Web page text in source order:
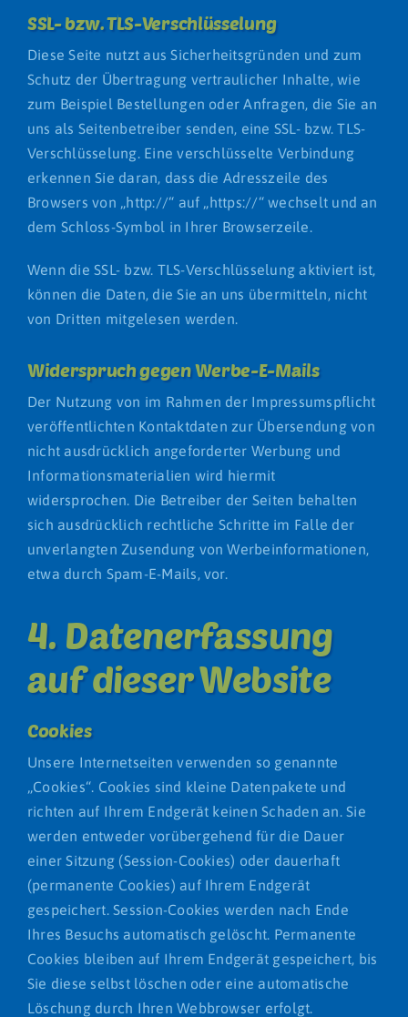
SSL- bzw. TLS-Verschlüsselung
Diese Seite nutzt aus Sicherheitsgründen und zum
Schutz der Übertragung vertraulicher Inhalte, wie
zum Beispiel Bestellungen oder Anfragen, die Sie an
uns als Seitenbetreiber senden, eine SSL- bzw. TLS-
Verschlüsselung. Eine verschlüsselte Verbindung
erkennen Sie daran, dass die Adresszeile des
Browsers von „http://“ auf „https://“ wechselt und an
dem Schloss-Symbol in Ihrer Browserzeile.
Wenn die SSL- bzw. TLS-Verschlüsselung aktiviert ist,
können die Daten, die Sie an uns übermitteln, nicht
von Dritten mitgelesen werden.
Widerspruch gegen Werbe-E-Mails
Der Nutzung von im Rahmen der Impressumspflicht
veröffentlichten Kontaktdaten zur Übersendung von
nicht ausdrücklich angeforderter Werbung und
Informationsmaterialien wird hiermit
widersprochen. Die Betreiber der Seiten behalten
sich ausdrücklich rechtliche Schritte im Falle der
unverlangten Zusendung von Werbeinformationen,
etwa durch Spam-E-Mails, vor.
4. Datenerfassung
auf dieser Website
Cookies
Unsere Internetseiten verwenden so genannte
„Cookies“. Cookies sind kleine Datenpakete und
richten auf Ihrem Endgerät keinen Schaden an. Sie
werden entweder vorübergehend für die Dauer
einer Sitzung (Session-Cookies) oder dauerhaft
(permanente Cookies) auf Ihrem Endgerät
gespeichert. Session-Cookies werden nach Ende
Ihres Besuchs automatisch gelöscht. Permanente
Cookies bleiben auf Ihrem Endgerät gespeichert, bis
Sie diese selbst löschen oder eine automatische
Löschung durch Ihren Webbrowser erfolgt.